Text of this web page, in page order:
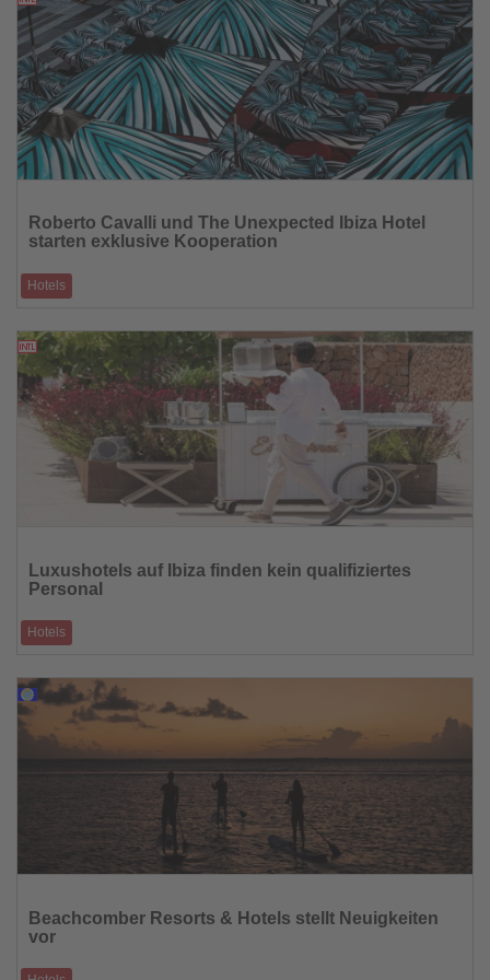
die
Nachrichten
Roberto Cavalli und The Unexpected Ibiza Hotel
starten exklusive Kooperation
Hotels
30.07.2025
die
Nachrichten
Luxushotels auf Ibiza finden kein qualifiziertes
Personal
Hotels
letzten Jah
die
Nachrichten
Beachcomber Resorts & Hotels stellt Neuigkeiten
vor